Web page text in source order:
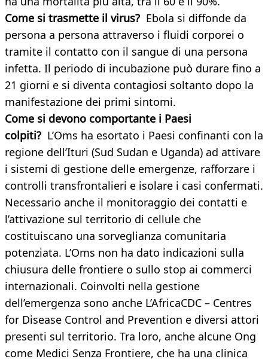
Come si trasmette il virus? Ebola si diffonde da
persona a persona attraverso i fluidi corporei o
tramite il contatto con il sangue di una persona
infetta. Il periodo di incubazione può durare fino a
21 giorni e si diventa contagiosi soltanto dopo la
manifestazione dei primi sintomi.
Come si devono comportante i Paesi
colpiti? L’Oms ha esortato i Paesi confinanti con la
regione dell’Ituri (Sud Sudan e Uganda) ad attivare
i sistemi di gestione delle emergenze, rafforzare i
controlli transfrontalieri e isolare i casi confermati.
Necessario anche il monitoraggio dei contatti e
l’attivazione sul territorio di cellule che
costituiscano una sorveglianza comunitaria
potenziata. L’Oms non ha dato indicazioni sulla
chiusura delle frontiere o sullo stop ai commerci
internazionali. Coinvolti nella gestione
dell’emergenza sono anche L’AfricaCDC – Centres
for Disease Control and Prevention e diversi attori
presenti sul territorio. Tra loro, anche alcune Ong
come Medici Senza Frontiere, che ha una clinica